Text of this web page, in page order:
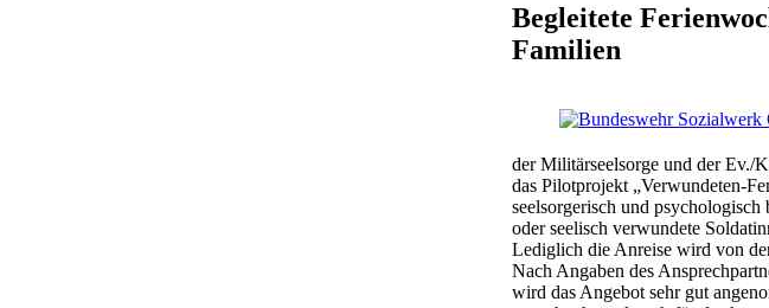
Begleitete
Familien
der Militärseelsorge und der Ev./
das Pilotprojekt „Verwundeten-
seelsorgerisch und
oder seelisch verwundete
Lediglich die Anreise wird von
Nach Angaben des
wird das Angebot sehr gut